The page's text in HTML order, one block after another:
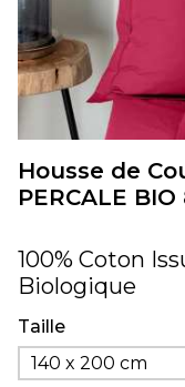
Housse de
PERCALE
100% Coton
Biologique
Taille
140 x 200 cm